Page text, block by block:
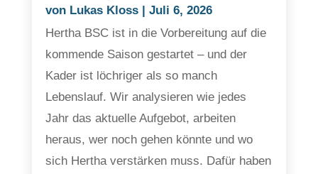
von Lukas Kloss| Juli 6, 2026
Hertha BSC ist in die Vorbereitung auf die
kommende Saison gestartet – und der
Kader ist löchriger als so manch
Lebenslauf. Wir analysieren wie jedes
Jahr das aktuelle Aufgebot, arbeiten
heraus, wer noch gehen könnte und wo
sich Hertha verstärken muss. Dafür haben